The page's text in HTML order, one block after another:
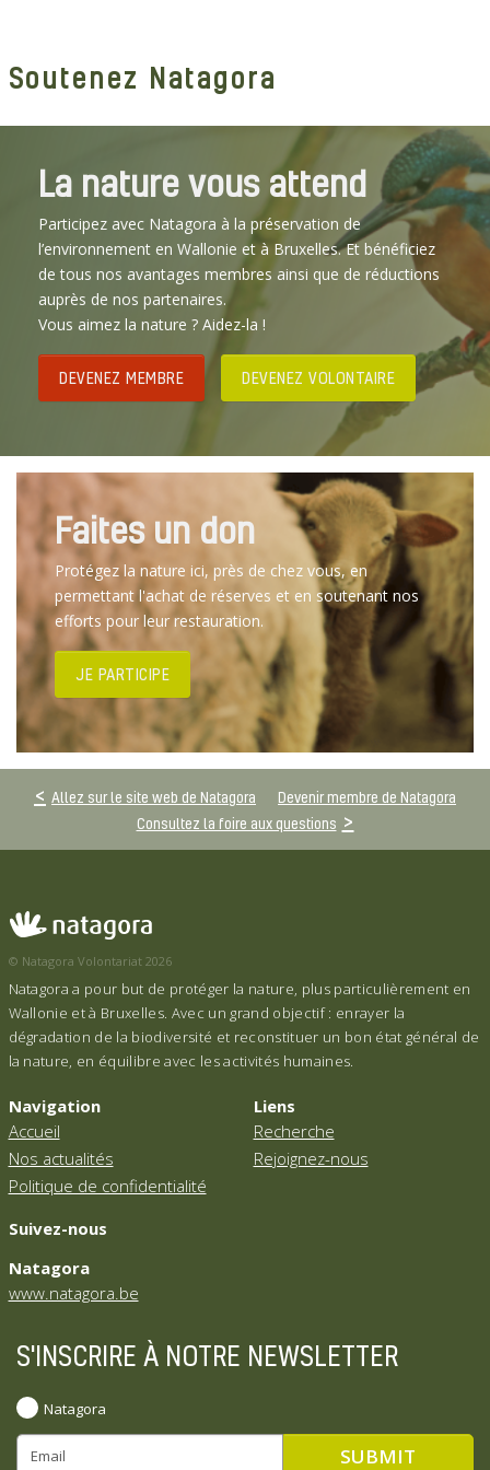
Soutenez Natagora
La nature vous attend
Participez avec Natagora à la préservation de
l’environnement en Wallonie et à Bruxelles. Et bénéficiez
de tous nos avantages membres ainsi que de réductions
auprès de nos partenaires.
Vous aimez la nature ? Aidez-la !
DEVENEZ MEMBRE DEVENEZ VOLONTAIRE
Faites un don
Protégez la nature ici, près de chez vous, en
permettant l'achat de réserves et en soutenant nos
efforts pour leur restauration.
JE PARTICIPE
Allez sur le site web de Natagora
Devenir membre de Natagora
Consultez la foire aux questions
© Natagora Volontariat 2026
Natagora a pour but de protéger la nature, plus particulièrement en
Wallonie et à Bruxelles. Avec un grand objectif : enrayer la
dégradation de la biodiversité et reconstituer un bon état général de
la nature, en équilibre avec les activités humaines.
Navigation
Accueil
Nos actualités
Politique de confidentialité
Liens
Recherche
Rejoignez-nous
Suivez-nous
Natagora
www.natagora.be
S'INSCRIRE À NOTRE NEWSLETTER
Natagora